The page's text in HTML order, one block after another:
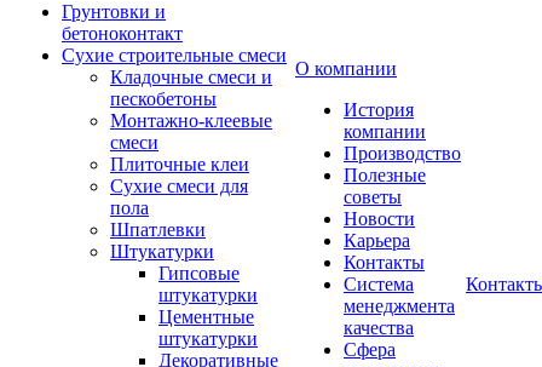
Грунтовки и
бетоноконтакт
Сухие строительные смеси
Кладочные смеси и
пескобетоны
Монтажно-клеевые
смеси
Плиточные клеи
Сухие смеси для
пола
Шпатлевки
Штукатурки
Гипсовые
штукатурки
Цементные
штукатурки
Декоративные
О компании
История
компании
Производство
Полезные
советы
Новости
Карьера
Контакты
Система
менеджмента
качества
Сфера